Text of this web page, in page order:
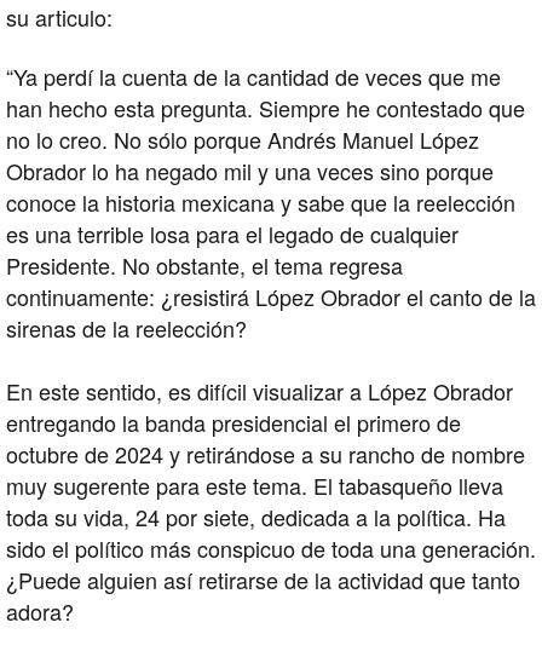
su articulo:
“Ya perdí la cuenta de la cantidad de veces que me
han hecho esta pregunta. Siempre he contestado que
no lo creo. No sólo porque Andrés Manuel López
Obrador lo ha negado mil y una veces sino porque
conoce la historia mexicana y sabe que la reelección
es una terrible losa para el legado de cualquier
Presidente. No obstante, el tema regresa
continuamente: ¿resistirá López Obrador el canto de la
sirenas de la reelección?
En este sentido, es difícil visualizar a López Obrador
entregando la banda presidencial el primero de
octubre de 2024 y retirándose a su rancho de nombre
muy sugerente para este tema. El tabasqueño lleva
toda su vida, 24 por siete, dedicada a la política. Ha
sido el político más conspicuo de toda una generación.
¿Puede alguien así retirarse de la actividad que tanto
adora?